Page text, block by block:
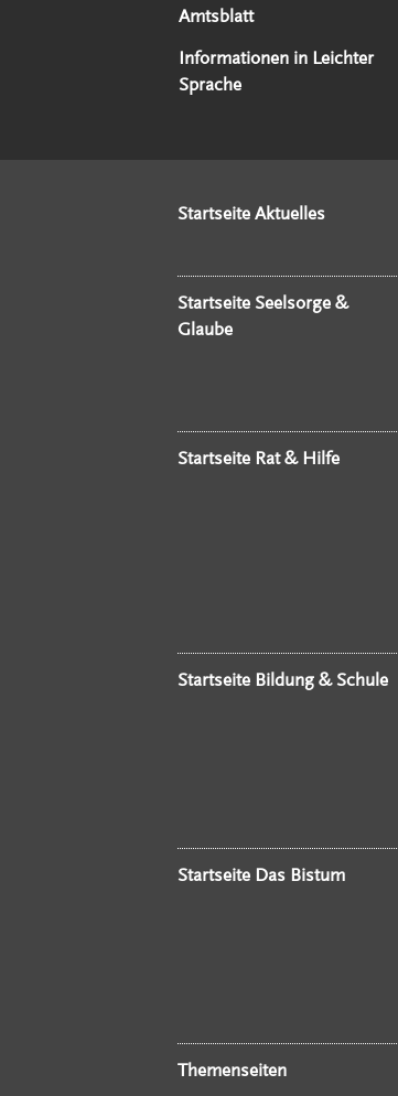
Amtsblatt
Informationen in Leichter
Sprache
Startseite Aktuelles
Startseite Seelsorge &
Glaube
Startseite Rat & Hilfe
Startseite Bildung & Schule
Startseite Das Bistum
Themenseiten